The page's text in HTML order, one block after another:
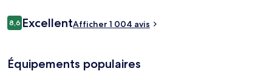
IHG
Diego. Le personnel attentionné et le petit déjeuner remportent un
Avis
voyageurs
8,68,6 sur 10
ExcellentAfficher 1 004 avis
Équipements populaires